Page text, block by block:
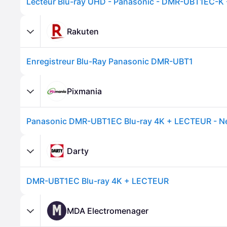
Rakuten
Enregistreur Blu-Ray Panasonic DMR-UBT1
Pixmania
Panasonic DMR-UBT1EC Blu-ray 4K + LECTEUR -
Darty
DMR-UBT1EC Blu-ray 4K + LECTEUR
M MDA Electromenager